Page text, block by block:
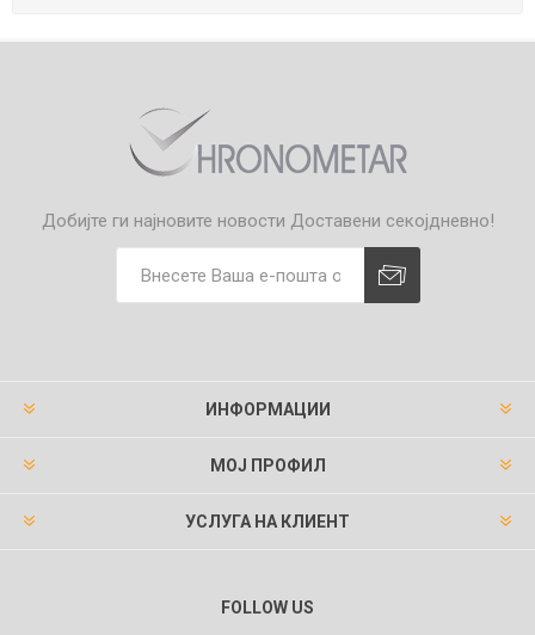
Добијте ги најновите новости Доставени секојдневно!
ИНФОРМАЦИИ
МОЈ ПРОФИЛ
УСЛУГА НА КЛИЕНТ
FOLLOW US